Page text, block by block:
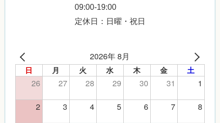
09:00-19:00
定休日：日曜・祝日
2026年 8月
日 月 火 水 木 金 土
26 27 28 29 30 31
1
2
3 4 5 6 7 8